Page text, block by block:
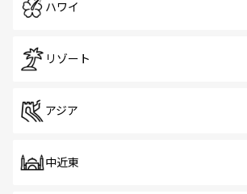
ハワイ
リゾート
アジア
中近東